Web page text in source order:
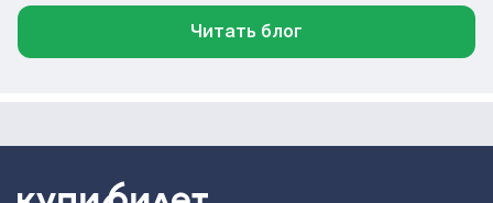
Читать блог